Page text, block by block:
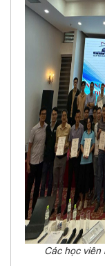
Các học